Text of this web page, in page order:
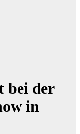
bei der
in